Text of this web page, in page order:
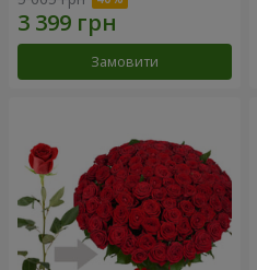
Замовити